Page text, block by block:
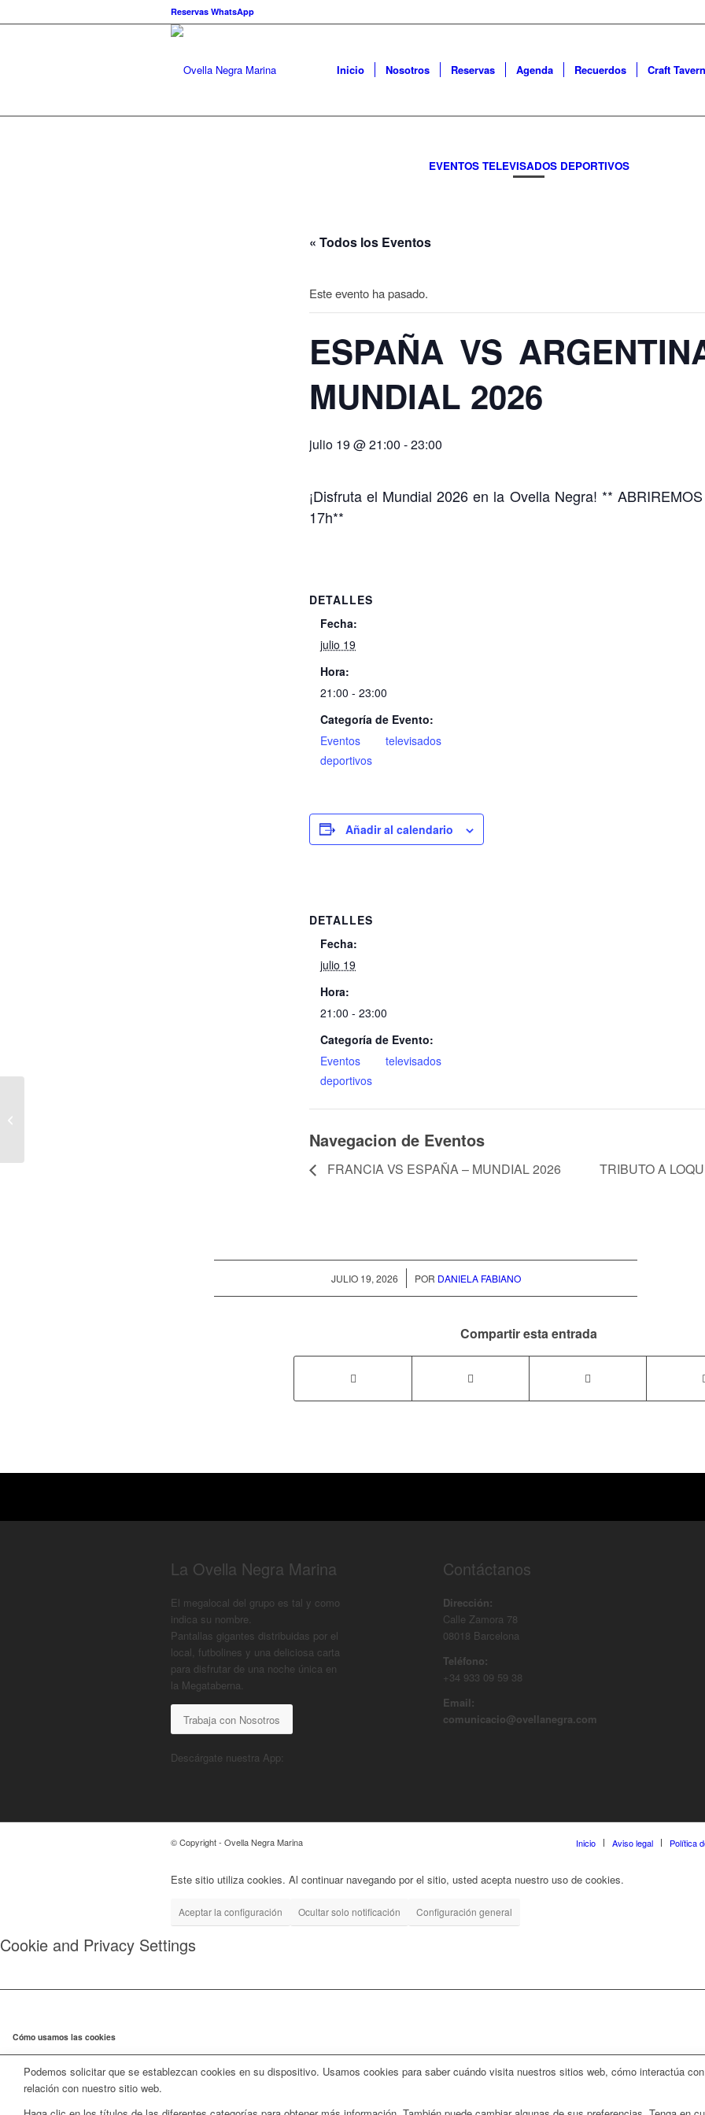
Reservas WhatsApp
Inicio Nosotros Reservas Agenda Recuerdos Craft Tavern
EVENTOS TELEVISADOS DEPORTIVOS
« Todos los Eventos
Este evento ha pasado.
ESPAÑA VS
MUNDIAL 2026
julio 19 @ 21:00 -23:00
¡Disfruta el Mundial 2026 en la Ovella Negra! **
17h**
DETALLES
Fecha:
julio 19
Hora:
21:00 - 23:00
Categoría de Evento:
Eventos televisados
deportivos
Añadir al calendario
DETALLES
Fecha:
julio 19
Hora:
21:00 - 23:00
Categoría de Evento:
Eventos televisados
deportivos
Navegacion de Eventos
FRANCIA VS ESPAÑA – MUNDIAL 2026 TRIBUTO A
JULIO 19, 2026
/ POR DANIELA FABIANO
Compartir esta entrada
La Ovella Negra Marina
El megalocal del grupo es tal y como
indica su nombre.
Pantallas gigantes distribuidas por el
local, futbolines y una deliciosa carta
para disfrutar de una noche única en
la Megataberna.
Trabaja con Nosotros
Contáctanos
Dirección:
Calle Zamora 78
08018 Barcelona
Teléfono:
+34 933 09 59 38
Email:
comunicacio@ovellanegra.com
Descárgate nuestra App:
© Copyright - Ovella Negra Marina Inicio Aviso legal Política
Este sitio utiliza cookies. Al continuar navegando por el sitio, usted acepta nuestro uso de cookies.
Aceptar la configuración Ocultar solo notificación Configuración general
Cookie and Privacy Settings
Cómo usamos las cookies
Podemos solicitar que se establezcan cookies en su dispositivo. Usamos cookies para saber cuándo visita nuestros sitios web, cómo interactúa
relación con nuestro sitio web.